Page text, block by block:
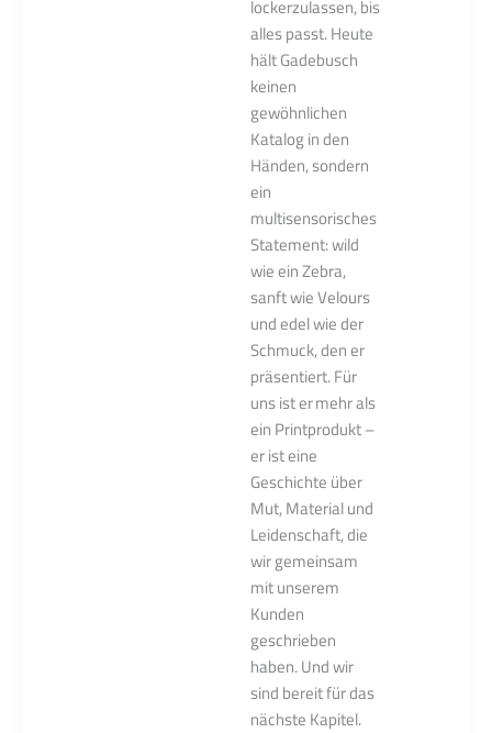
lockerzulassen, bis
alles passt. Heute
hält Gadebusch
keinen
gewöhnlichen
Katalog in den
Händen, sondern
ein
multisensorisches
Statement: wild
wie ein Zebra,
sanft wie Velours
und edel wie der
Schmuck, den er
präsentiert. Für
uns ist er mehr als
ein Printprodukt –
er ist eine
Geschichte über
Mut, Material und
Leidenschaft, die
wir gemeinsam
mit unserem
Kunden
geschrieben
haben. Und wir
sind bereit für das
nächste Kapitel.